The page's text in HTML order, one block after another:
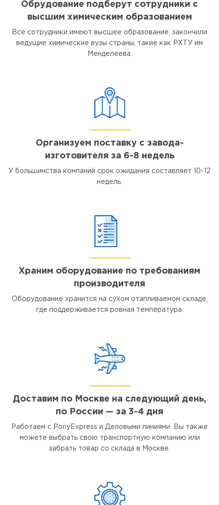
Обрудование подберут сотрудники с
высшим химическим образованием
Все сотрудники имеют высшее образование, закончили
ведущие химические вузы страны, такие как РХТУ им
Менделеева.
Организуем поставку с завода-
изготовителя за 6-8 недель
У большинства компаний срок ожидания составляет 10-12
недель.
Храним оборудование по требованиям
производителя
Оборудование хранится на сухом отапливаемом складе,
где поддерживается ровная температура.
Доставим по Москве на следующий день,
по России — за 3-4 дня
Работаем с PonyExpress и Деловыми линиями. Вы также
можете выбрать свою транспортную компанию или
забрать товар со склада в Москве.